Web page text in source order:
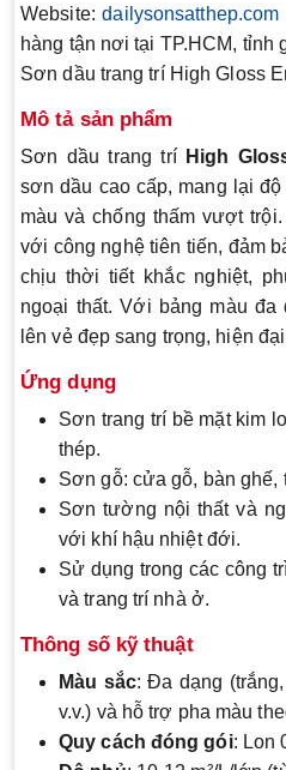
Website:dailysonsatthep.com
hàng tận nơi tại TP.HCM, tỉnh
Sơn dầu trang trí High Gloss
Mô tả sản phẩm
Sơn dầu trang trí High
sơn dầu cao cấp, mang lại
màu và chống thấm vượt
với công nghệ tiên tiến, đảm
chịu thời tiết khắc nghiệt,
ngoại thất. Với bảng màu đa
lên vẻ đẹp sang trọng, hiện
Ứng dụng
Sơn trang trí bề mặt kim
thép.
Sơn gỗ: cửa gỗ, bàn ghế,
Sơn tường nội thất và
với khí hậu nhiệt đới.
Sử dụng trong các công
và trang trí nhà ở.
Thông số kỹ thuật
Màu sắc: Đa dạng
v.v.) và hỗ trợ pha màu
Quy cách đóng gói: Lon